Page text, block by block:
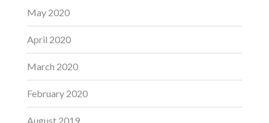
May 2020
April 2020
March 2020
February 2020
August 2019